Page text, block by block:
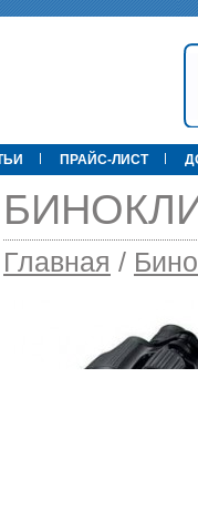
89 000
ПРАЙС-ЛИСТ
БИНОКЛИ
Главная /